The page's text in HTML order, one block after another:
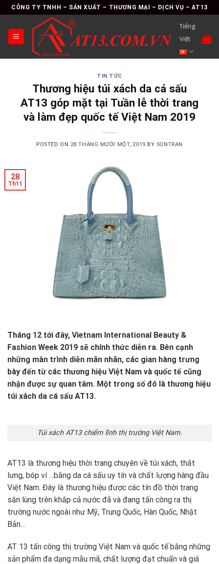
Skip
to
content
CÔNG TY TNHH – SẢN XUẤT – THƯƠNG MẠI – DỊCH VỤ – AT13
Tiếng
Việt
TIN TỨC
Thương hiệu túi xách da cá sấu
AT13 góp mặt tại Tuần lễ thời trang
và làm đẹp quốc tế Việt Nam 2019
POSTED ON 28 THÁNG MƯỜI MỘT, 2019 BY SONTRAN
28
Th11
Tháng 12 tới đây, Vietnam International Beauty &
Fashion Week 2019 sẽ chính thức diễn ra. Bên cạnh
những màn trình diễn mãn nhãn, các gian hàng trưng
bày đến từ các thương hiệu Việt Nam và quốc tế cũng
nhận được sự quan tâm. Một trong số đó là thương hiệu
túi xách da cá sấu AT13.
Túi xách AT13 chiếm lĩnh thị trường Việt Nam.
AT13 là thương hiệu thời trang chuyên về túi xách, thắt
lưng, bóp ví …bằng da cá sấu uy tín và chất lượng hàng đầu
Việt Nam. Đây là thương hiệu được các tín đồ thời trang
săn lùng trên khắp cả nước đã và đang tấn công ra thị
trường nước ngoài như Mỹ, Trung Quốc, Hàn Quốc, Nhật
Bản…
AT 13 tấn công thị trường Việt Nam và quốc tế bằng những
sản phẩm đa dạng mẫu mã, chất lượng đạt chuẩn và giá